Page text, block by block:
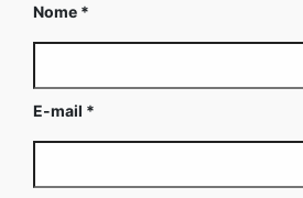
Nome *
E-mail *